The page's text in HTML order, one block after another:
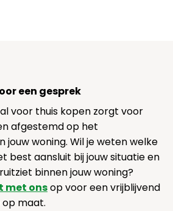
een gesprek
voor thuis kopen zorgt voor
afgestemd op het
jouw woning. Wil je weten welke
best aansluit bij jouw situatie en
binnen jouw woning?
met onsop voor een vrijblijvend
maat.